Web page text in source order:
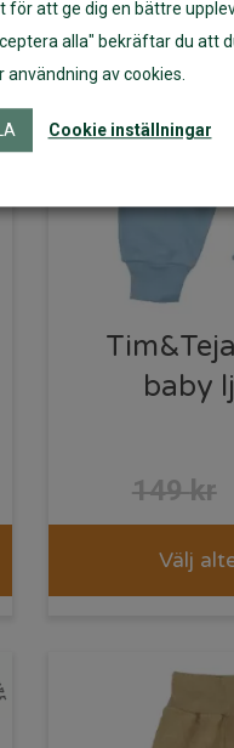
baby
149kr
Välj
att ge dig en bättre
alla" bekräftar du att
användning av cookies.
Cookie inställningar